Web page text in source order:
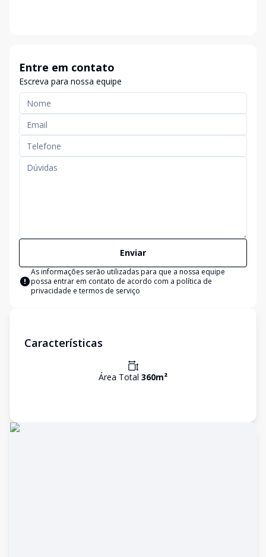
Entre em contato
Escreva para nossa equipe
Enviar
As informações serão utilizadas para que a nossa equipe
possa entrar em contato de acordo com a política de
privacidade e termos de serviço
Características
Área Total 360m²